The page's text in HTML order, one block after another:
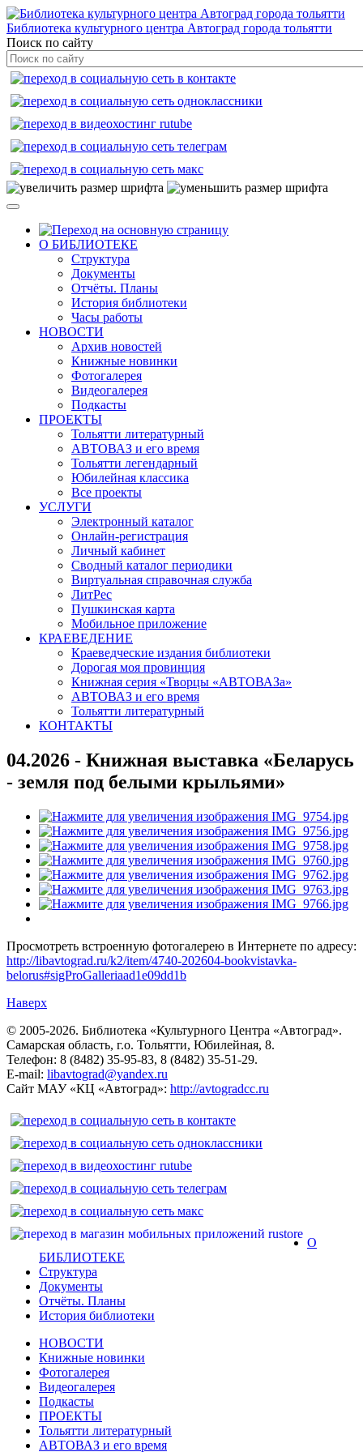
Библиотека культурного центра Автоград города тольятти
Поиск по сайту
О БИБЛИОТЕКЕ
Структура
Документы
Отчёты. Планы
История библиотеки
Часы работы
НОВОСТИ
Архив новостей
Книжные новинки
Фотогалерея
Видеогалерея
Подкасты
ПРОЕКТЫ
Тольятти литературный
АВТОВАЗ и его время
Тольятти легендарный
Юбилейная классика
Все проекты
УСЛУГИ
Электронный каталог
Онлайн-регистрация
Личный кабинет
Сводный каталог периодики
Виртуальная справочная служба
ЛитРес
Пушкинская карта
Мобильное приложение
КРАЕВЕДЕНИЕ
Краеведческие издания библиотеки
Дорогая моя провинция
Книжная серия «Творцы «АВТОВАЗа»
АВТОВАЗ и его время
Тольятти литературный
КОНТАКТЫ
04.2026 - Книжная выставка «Беларусь
- земля под белыми крыльями»
Просмотреть встроенную фотогалерею в Интернете по адресу:
http://libavtograd.ru/k2/item/4740-202604-bookvistavka-
belorus#sigProGalleriaad1e09dd1b
Наверх
© 2005-2026. Библиотека «Культурного Центра «Автоград».
Самарская область, г.о. Тольятти, Юбилейная, 8.
Телефон: 8 (8482) 35-95-83, 8 (8482) 35-51-29.
E-mail: libavtograd@yandex.ru
Сайт МАУ «КЦ «Автоград»: http://avtogradcc.ru
О
БИБЛИОТЕКЕ
Структура
Документы
Отчёты. Планы
История библиотеки
НОВОСТИ
Книжные новинки
Фотогалерея
Видеогалерея
Подкасты
ПРОЕКТЫ
Тольятти литературный
АВТОВАЗ и его время